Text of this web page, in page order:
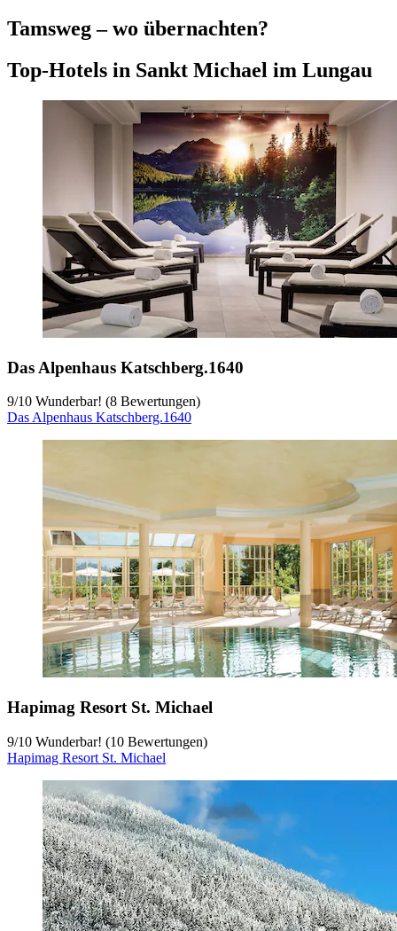
Tamsweg – wo übernachten?
Top-Hotels in Sankt Michael im Lungau
Das Alpenhaus Katschberg.1640
9/10 Wunderbar! (8 Bewertungen)
Das Alpenhaus Katschberg.1640
Hapimag Resort St. Michael
9/10 Wunderbar! (10 Bewertungen)
Hapimag Resort St. Michael